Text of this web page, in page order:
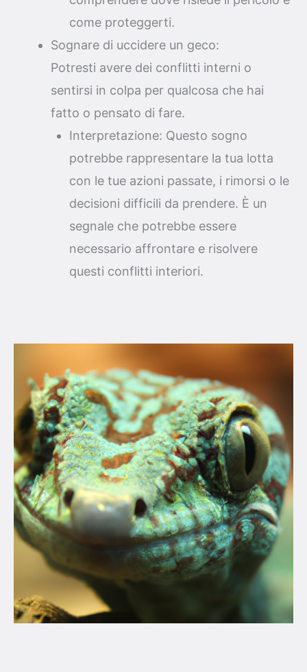
come proteggerti.
Sognare di uccidere un geco:
Potresti avere dei conflitti interni o
sentirsi in colpa per qualcosa che hai
fatto o pensato di fare.
Interpretazione: Questo sogno
potrebbe rappresentare la tua lotta
con le tue azioni passate, i rimorsi o le
decisioni difficili da prendere. È un
segnale che potrebbe essere
necessario affrontare e risolvere
questi conflitti interiori.